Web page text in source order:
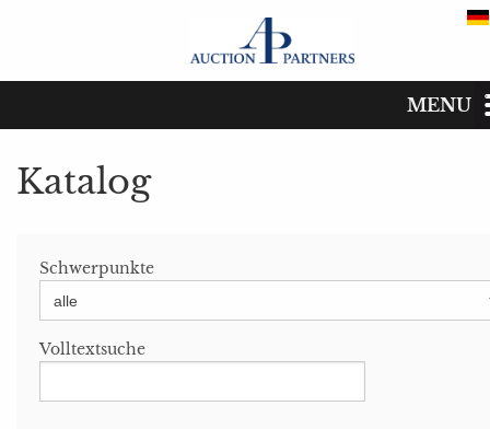
MENU
Termine
Kaufen
Katalog
Katalog
Schwerpunkte
Volltextsuche